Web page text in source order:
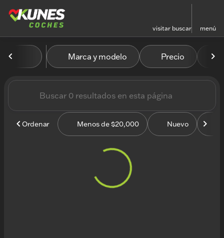
visitar buscar menú
filtrar buscar volver arriba
Vehículos en venta en
Marca y modelo Precio
Ordenar Menos de $20,000 Nuevo